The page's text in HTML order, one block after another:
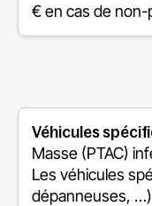
€ en cas de non-
Véhicules
Masse (PTAC)
Les véhicules
dépanneuses,